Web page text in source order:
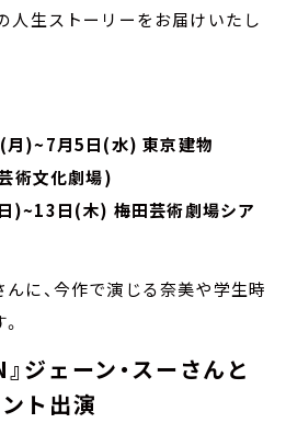
人生ストーリーをお届けいたし
(月)~7月5日(水) 東京建物
術文化劇場)
)~13日(木) 梅田芸術劇場シア
に、今作で演じる奈美や学生時
ジェーン・スーさんと
ト出演